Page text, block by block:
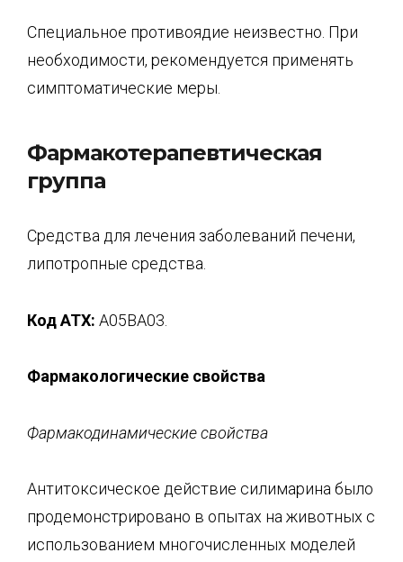
Специальное противоядие неизвестно. При
необходимости, рекомендуется применять
симптоматические меры.
Фармакотерапевтическая
группа
Средства для лечения заболеваний печени,
липотропные средства.
КодATX: А05ВА03.
Фармакологические свойства
Фармакодинамические свойства
Антитоксическое действие силимарина было
продемонстрировано в опытах на животных с
использованием многочисленных моделей